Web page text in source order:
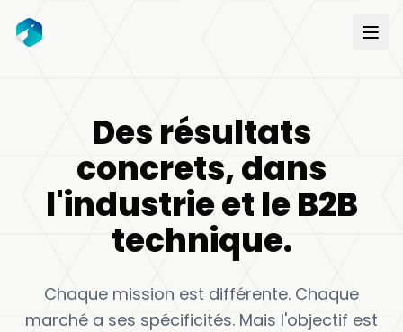
Des résultats
concrets, dans
l'industrie et le B2B
technique.
Chaque mission est différente. Chaque
marché a ses spécificités. Mais l'objectif est